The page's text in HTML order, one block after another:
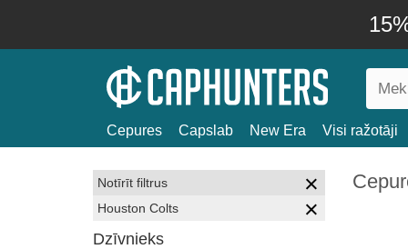
Cepures Capslab New Era Visi ražotāji
Notīrīt filtrus
Houston Colts
Dzīvnieks